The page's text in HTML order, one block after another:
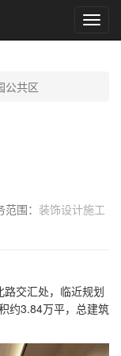
切
换
公共区
范围： 装饰设计施工
交汇处，临近规划
约3.84万平，总建筑